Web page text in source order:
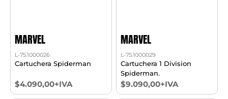
MARVEL
L-75.1000026
Cartuchera Spiderman
$4.090,00+IVA
MARVEL
L-75.1000029
Cartuchera 1 Division
Spiderman.
$9.090,00+IVA